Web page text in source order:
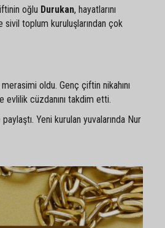
oğlu Durukan, hayatlarını
sivil toplum kuruluşlarından çok
oldu. Genç çiftin nikahını
evlilik cüzdanını takdim etti.
Yeni kurulan yuvalarında Nur